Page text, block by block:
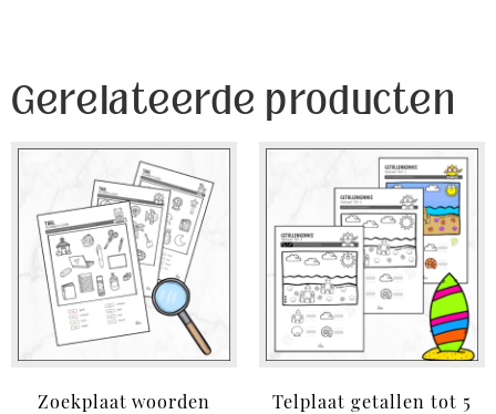
Gerelateerde producten
Zoekplaat woorden Telplaat getallen tot 5